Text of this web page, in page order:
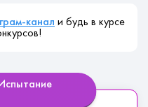
канал и будь в курсе